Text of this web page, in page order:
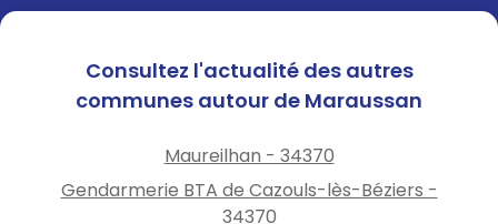
Consultez l'actualité des autres
communes autour de Maraussan
Maureilhan - 34370
Gendarmerie BTA de Cazouls-lès-Béziers -
34370